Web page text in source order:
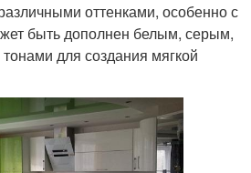
оттенками, особенно с
быть дополнен белым, серым,
для создания мягкой